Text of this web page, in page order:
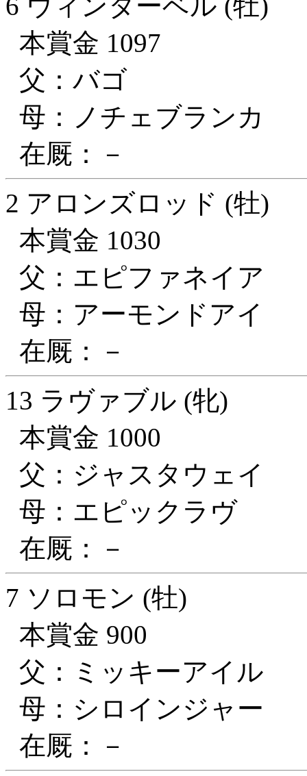
本賞金 1097
父：バゴ
母：ノチェブランカ
在厩：－
2 アロンズロッド (牡)
本賞金 1030
父：エピファネイア
母：アーモンドアイ
在厩：－
13 ラヴァブル (牝)
本賞金 1000
父：ジャスタウェイ
母：エピックラヴ
在厩：－
7 ソロモン (牡)
本賞金 900
父：ミッキーアイル
母：シロインジャー
在厩：－